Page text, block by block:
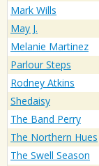
Mark Wills
May J.
Melanie Martinez
Parlour Steps
Rodney Atkins
Shedaisy
The Band Perry
The Northern Hues
The Swell Season